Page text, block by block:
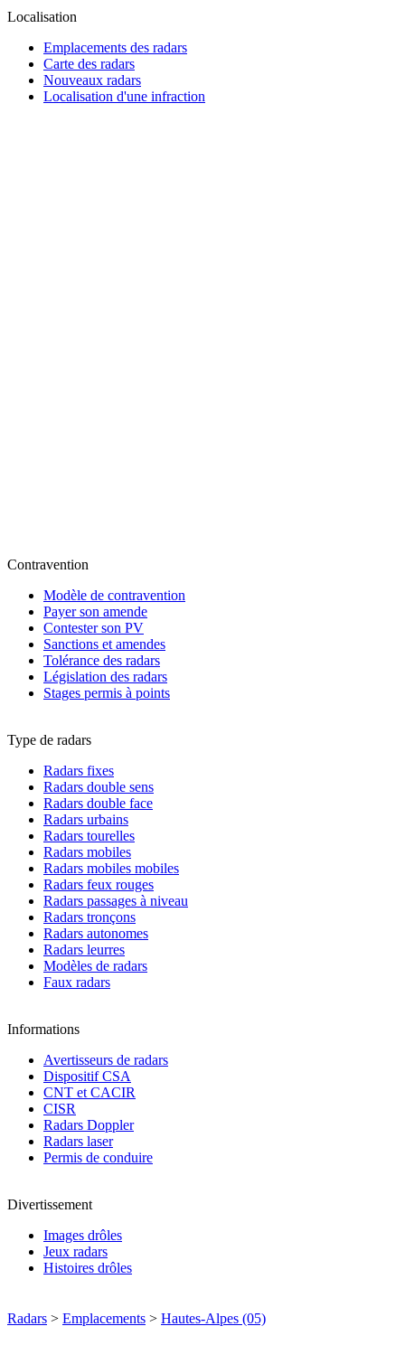
Localisation
Emplacements des radars
Carte des radars
Nouveaux radars
Localisation d'une infraction
Contravention
Modèle de contravention
Payer son amende
Contester son PV
Sanctions et amendes
Tolérance des radars
Législation des radars
Stages permis à points
Type de radars
Radars fixes
Radars double sens
Radars double face
Radars urbains
Radars tourelles
Radars mobiles
Radars mobiles mobiles
Radars feux rouges
Radars passages à niveau
Radars tronçons
Radars autonomes
Radars leurres
Modèles de radars
Faux radars
Informations
Avertisseurs de radars
Dispositif CSA
CNT et CACIR
CISR
Radars Doppler
Radars laser
Permis de conduire
Divertissement
Images drôles
Jeux radars
Histoires drôles
Radars > Emplacements > Hautes-Alpes (05)